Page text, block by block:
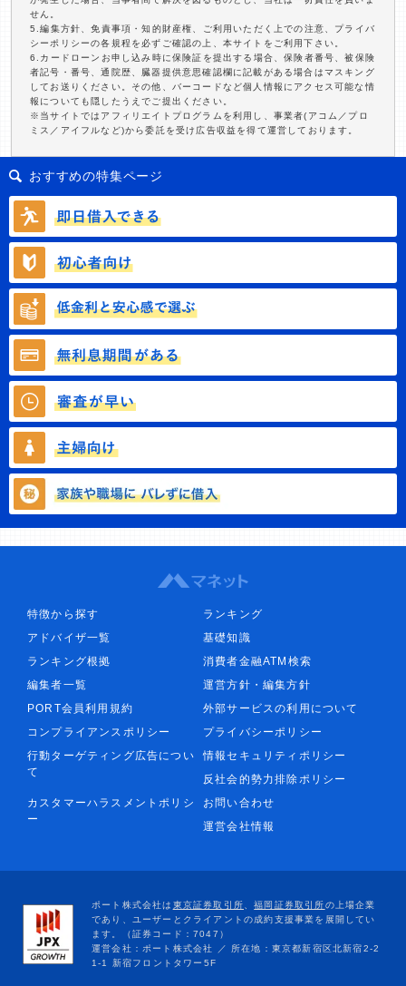
せん。
5.編集方針、免責事項・知的財産権、ご利用いただく上での注意、プライバ
シーポリシーの各規程を必ずご確認の上、本サイトをご利用下さい。
6.カードローンお申し込み時に保険証を提出する場合、保険者番号、被保険
者記号・番号、通院歴、臓器提供意思確認欄に記載がある場合はマスキング
してお送りください。その他、バーコードなど個人情報にアクセス可能な情
報についても隠したうえでご提出ください。
※当サイトではアフィリエイトプログラムを利用し、事業者(アコム／プロ
ミス／アイフルなど)から委託を受け広告収益を得て運営しております。
おすすめの特集ページ
特徴から探す
ランキング
アドバイザ一覧
基礎知識
ランキング根拠
消費者金融ATM検索
編集者一覧
運営方針・編集方針
PORT会員利用規約
外部サービスの利用について
コンプライアンスポリシー
プライバシーポリシー
行動ターゲティング広告につい
て
情報セキュリティポリシー
反社会的勢力排除ポリシー
カスタマーハラスメントポリシ
ー
お問い合わせ
運営会社情報